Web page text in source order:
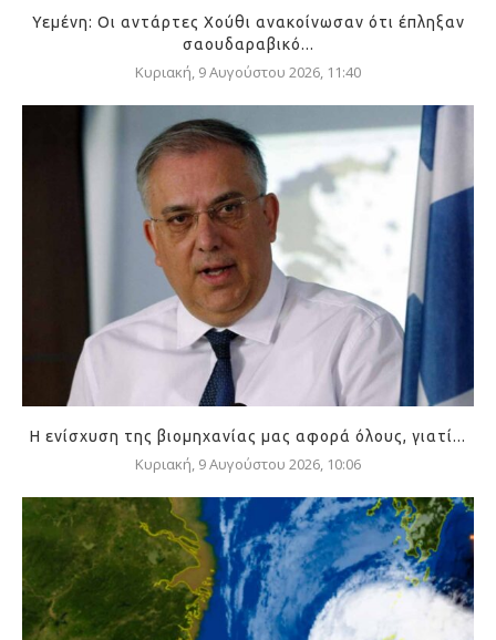
Υεμένη: Οι αντάρτες Χούθι ανακοίνωσαν ότι έπληξαν
σαουδαραβικό...
Κυριακή, 9 Αυγούστου 2026, 11:40
Η ενίσχυση της βιομηχανίας μας αφορά όλους, γιατί...
Κυριακή, 9 Αυγούστου 2026, 10:06